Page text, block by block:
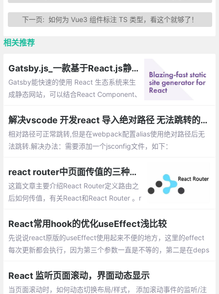
下一页: 如何为 Vue3 组件标注 TS 类型，看这个就够了！
相关推荐
Gatsby.js_一款基于React.js静态站点生成工具
Gatsby能快速的使用 React 生态系统来生
成静态网站，可以结合React Component、
成让他更强大。
解决vscode 开发react 导入绝对路径 无法跳转的问题
相对路径可正常跳转,但是在webpack配置alias使用绝对路径后无
法跳转.解决办法：需要添加一个jsconfig文件，如下：
react router中页面传值的三种方法
这篇文章主要介绍React Router定义路由之
后如何传值，有关React和React Router 。r
params、query、state
React常用hook的优化useEffect浅比较
先说说react原版的useEffect使用起来不便的地方，这里的effect
每次更新都会执行，因为第三个参数一直是不等的，第二是在deps
React 监听页面滚动，界面动态显示
当页面滚动时，如何动态切换布局/样式， 添加滚动事件的监听/注